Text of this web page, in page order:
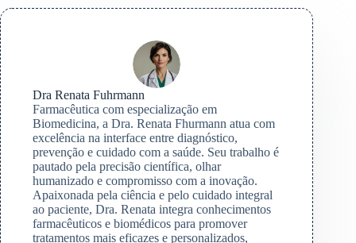
Dra Renata Fuhrmann
Farmacêutica com especialização em
Biomedicina, a Dra. Renata Fhurmann atua com
excelência na interface entre diagnóstico,
prevenção e cuidado com a saúde. Seu trabalho é
pautado pela precisão científica, olhar
humanizado e compromisso com a inovação.
Apaixonada pela ciência e pelo cuidado integral
ao paciente, Dra. Renata integra conhecimentos
farmacêuticos e biomédicos para promover
tratamentos mais eficazes e personalizados,